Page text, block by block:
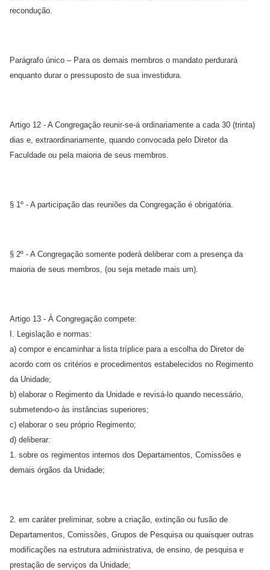
recondução.
Parágrafo único – Para os demais membros o mandato perdurará
enquanto durar o pressuposto de sua investidura.
Artigo 12 - A Congregação reunir-se-á ordinariamente a cada 30 (trinta)
dias e, extraordinariamente, quando convocada pelo Diretor da
Faculdade ou pela maioria de seus membros.
§ 1º - A participação das reuniões da Congregação é obrigatória.
§ 2º - A Congregação somente poderá deliberar com a presença da
maioria de seus membros, (ou seja metade mais um).
Artigo 13 - À Congregação compete:
I. Legislação e normas:
a) compor e encaminhar a lista tríplice para a escolha do Diretor de
acordo com os critérios e procedimentos estabelecidos no Regimento
da Unidade;
b) elaborar o Regimento da Unidade e revisá-lo quando necessário,
submetendo-o às instâncias superiores;
c) elaborar o seu próprio Regimento;
d) deliberar:
1. sobre os regimentos internos dos Departamentos, Comissões e
demais órgãos da Unidade;
2. em caráter preliminar, sobre a criação, extinção ou fusão de
Departamentos, Comissões, Grupos de Pesquisa ou quaisquer outras
modificações na estrutura administrativa, de ensino, de pesquisa e
prestação de serviços da Unidade;